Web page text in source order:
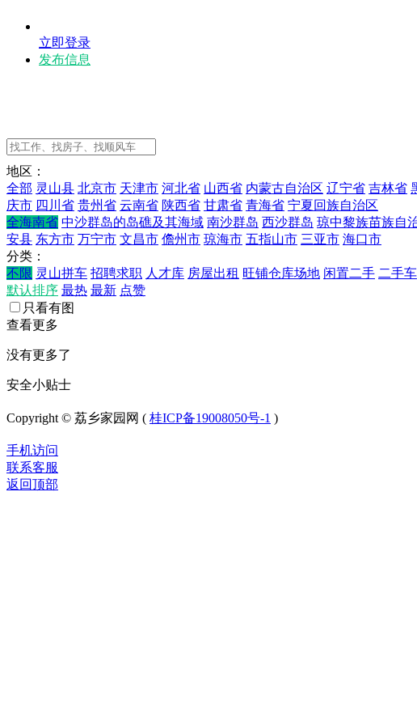
立即登录
发布信息
地区：
全部 灵山县 北京市 天津市 河北省 山西省 内蒙古自治区 辽宁省 吉林省
庆市 四川省 贵州省 云南省 陕西省 甘肃省 青海省 宁夏回族自治区
全海南省 中沙群岛的岛礁及其海域 南沙群岛 西沙群岛 琼中黎族苗族自
安县 东方市 万宁市 文昌市 儋州市 琼海市 五指山市 三亚市 海口市
分类：
不限 灵山拼车 招聘求职 人才库 房屋出租 旺铺仓库场地 闲置二手 二手车
默认排序 最热 最新 点赞
只看有图
查看更多
没有更多了
安全小贴士
Copyright © 荔乡家园网 ( 桂ICP备19008050号-1 )
手机访问
联系客服
返回顶部